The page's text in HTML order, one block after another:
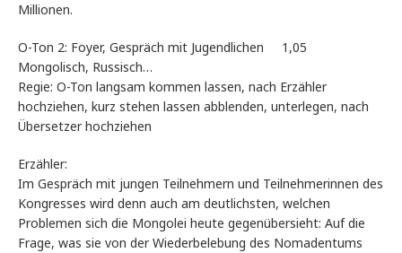
Millionen.
O-Ton 2: Foyer, Gespräch mit Jugendlichen 1,05
Mongolisch, Russisch…
Regie: O-Ton langsam kommen lassen, nach Erzähler
hochziehen, kurz stehen lassen abblenden, unterlegen, nach
Übersetzer hochziehen
Erzähler:
Im Gespräch mit jungen Teilnehmern und Teilnehmerinnen des
Kongresses wird denn auch am deutlichsten, welchen
Problemen sich die Mongolei heute gegenübersieht: Auf die
Frage, was sie von der Wiederbelebung des Nomadentums